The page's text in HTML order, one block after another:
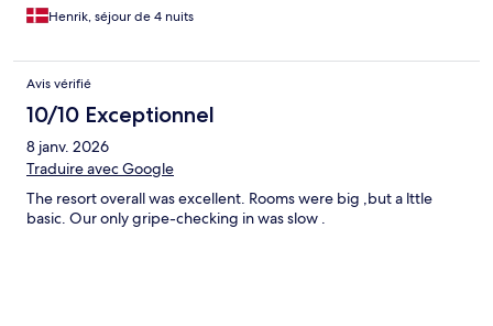
Henrik, séjour de 4 nuits
Avis vérifié
10/10 Exceptionnel
8 janv. 2026
Traduire avec Google
The resort overall was excellent. Rooms were big ,but a lttle
basic. Our only gripe-checking in was slow .